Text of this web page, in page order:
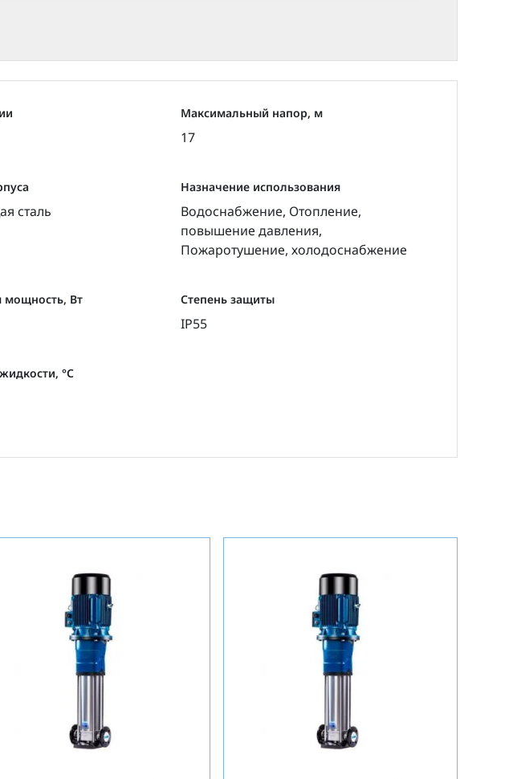
Максимальный напор, м
17
сталь
Назначение использования
Водоснабжение, Отопление,
повышение давления,
Пожаротушение, холодоснабжение
мощность, Вт Степень защиты
IP55
°С